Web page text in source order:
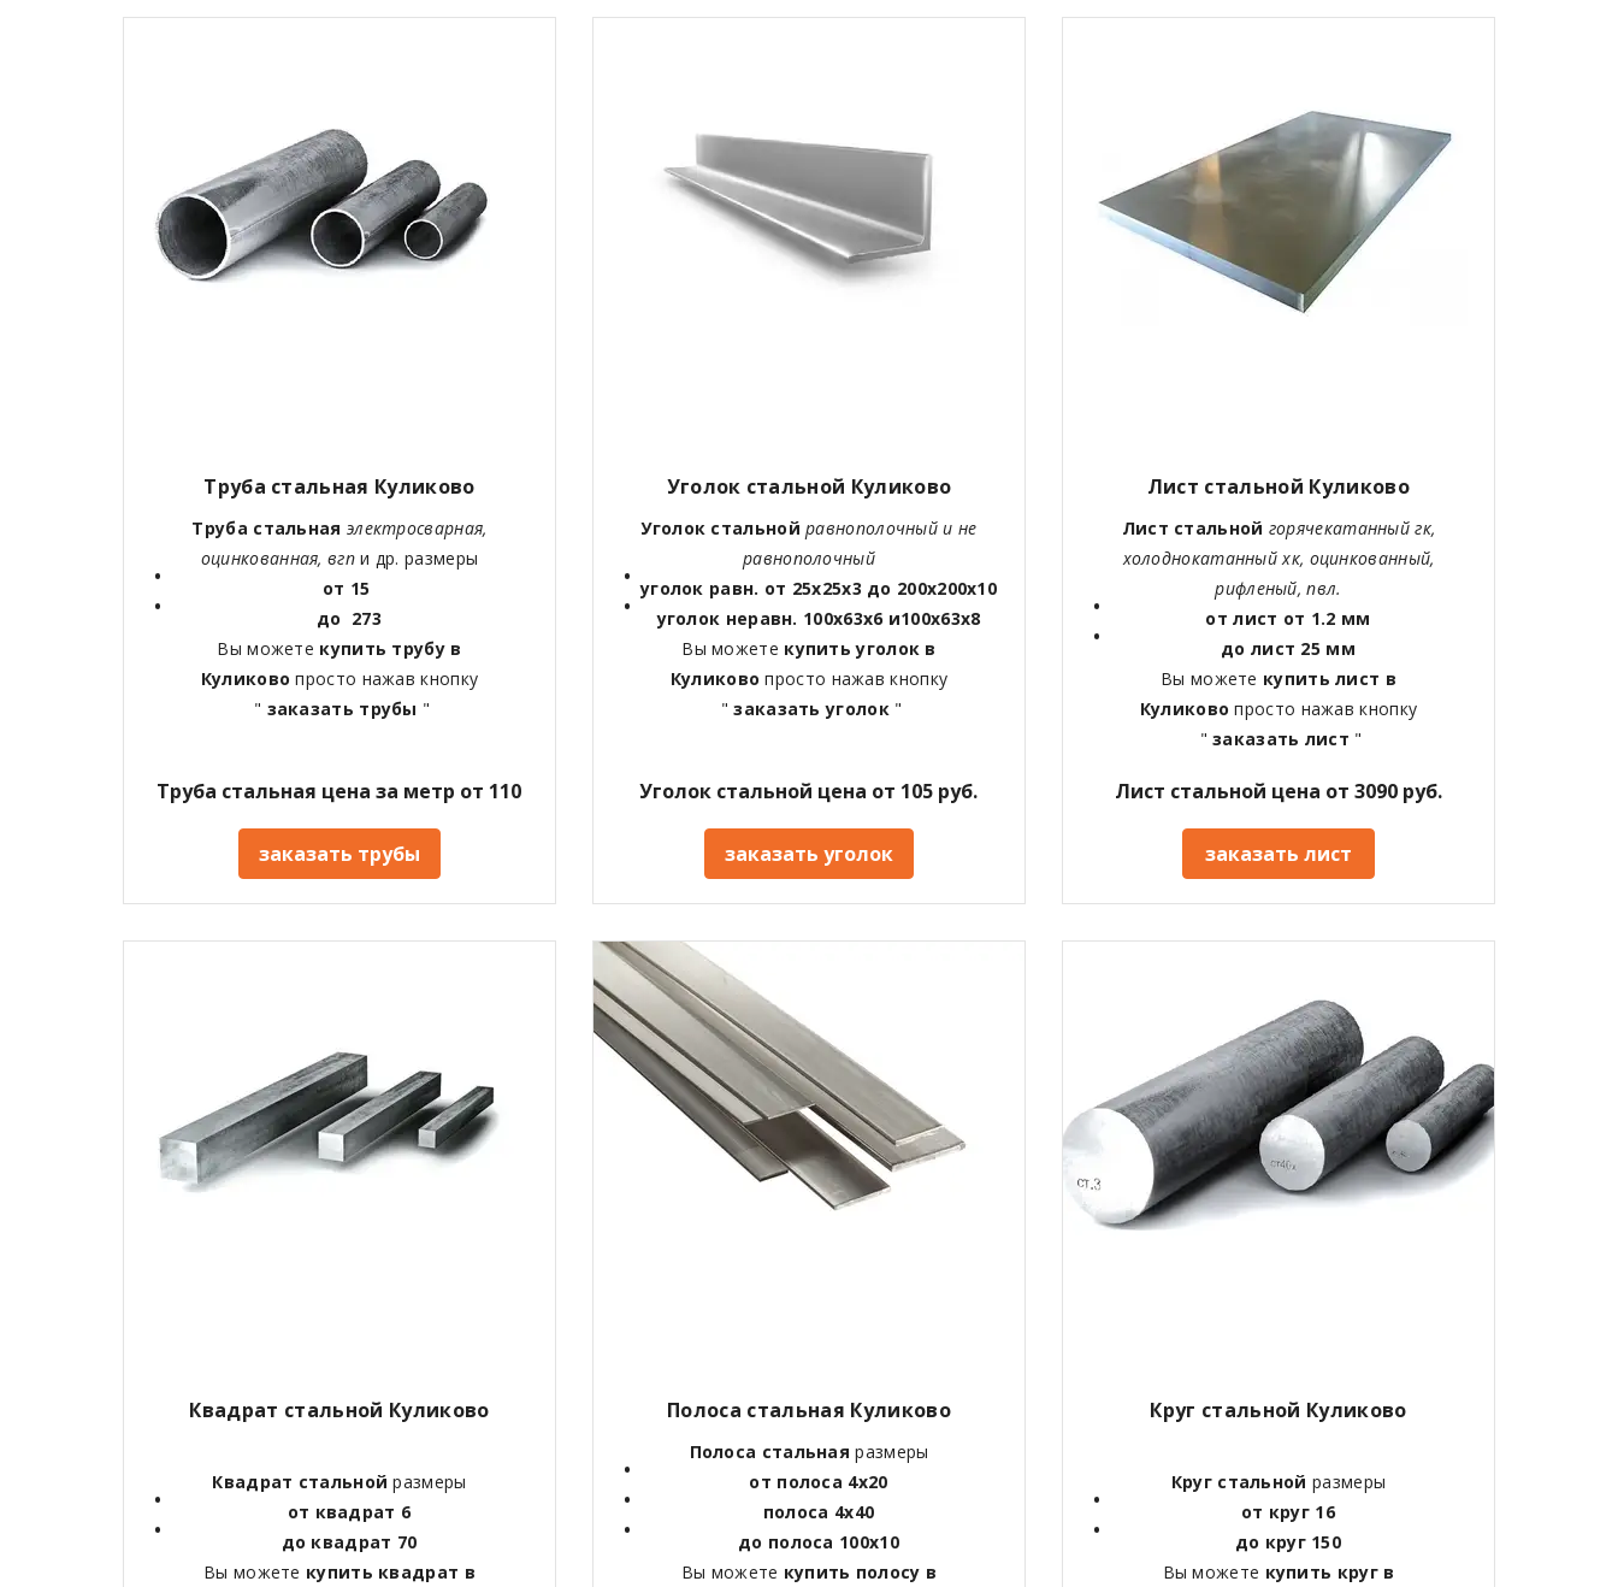
Труба стальная Куликово
Труба стальная электросварная,
оцинкованная, вгпи др. размеры
от 15
до 273
Вы можете купить трубу в
Куликовопросто нажав кнопку
" заказать трубы "
Труба стальная цена за метр от 110
заказать трубы
Уголок стальной Куликово
Уголок стальнойравнополочный и не
равнополочный
уголок равн. от 25х25х3 до 200х200х10
уголок неравн. 100х63х6 и100х63х8
Вы можете купить уголок в
Куликовопросто нажав кнопку
" заказать уголок"
Уголок стальной цена от 105 руб.
заказать уголок
Лист стальной Куликово
Лист стальной горячекатанный гк,
холоднокатанный хк, оцинкованный,
рифленый, пвл.
от лист от 1.2 мм
до лист 25 мм
Вы можете купить лист в
Куликовопросто нажав кнопку
"заказать лист "
Лист стальной цена от 3090 руб.
заказать лист
Квадрат стальной Куликово
Квадрат стальной размеры
от квадрат 6
до квадрат 70
Вы можете купить квадрат в
Полоса стальная Куликово
Полоса стальная размеры
от полоса 4х20
полоса 4х40
до полоса 100х10
Вы можете купить полосу в
Круг стальной Куликово
Круг стальной размеры
от круг 16
до круг 150
Вы можете купить круг в